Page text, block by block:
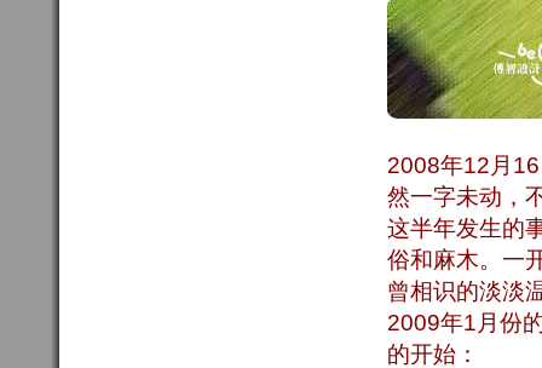
2008年12月
然一字未动，
这半年发生的
俗和麻木。一
曾相识的淡淡
2009年1月份
的开始：